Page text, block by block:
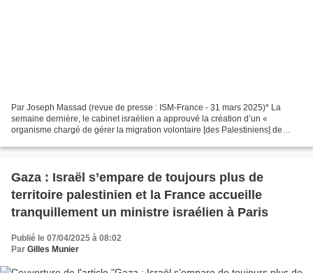
Par Joseph Massad (revue de presse : ISM-France - 31 mars 2025)* La
semaine dernière, le cabinet israélien a approuvé la création d’un «
organisme chargé de gérer la migration volontaire [des Palestiniens] de
Gaza : Israël s’empare de toujours plus de
territoire palestinien et la France accueille
tranquillement un ministre israélien à Paris
Publié le 07/04/2025 à 08:02
Par Gilles Munier